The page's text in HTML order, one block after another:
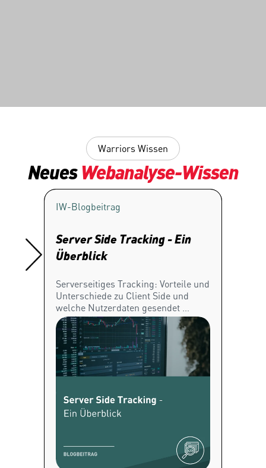
Warriors Wissen
Neues Webanalyse-Wissen
IW-Blogbeitrag
Server Side Tracking - Ein
Überblick
Serverseitiges Tracking: Vorteile und
Unterschiede zu Client Side und
welche Nutzerdaten gesendet
werden.